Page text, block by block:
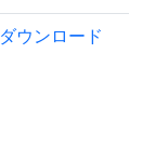
ダウンロード